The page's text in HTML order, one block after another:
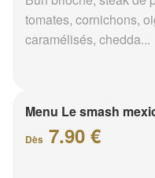
tomates, cornichons,
caramélisés, chedda...
Menu Le smash
Dès 7.90 €